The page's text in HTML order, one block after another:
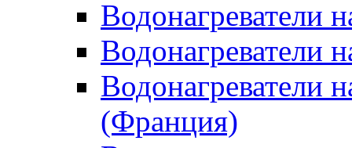
Водонагреватели
Водонагреватели
Водонагреватели
(Франция)